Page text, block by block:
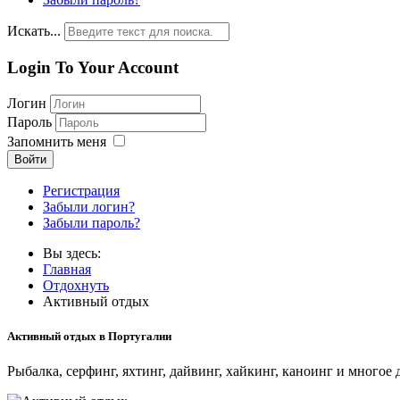
Искать...
Login To Your Account
Логин
Пароль
Запомнить меня
Войти
Регистрация
Забыли логин?
Забыли пароль?
Вы здесь:
Главная
Отдохнуть
Активный отдых
Активный отдых в Португалии
Рыбалка, серфинг, яхтинг, дайвинг, хайкинг, каноинг и многое